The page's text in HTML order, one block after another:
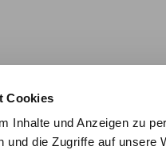
Cookies
Inhalte und Anzeigen zu
und die Zugriffe auf unsere